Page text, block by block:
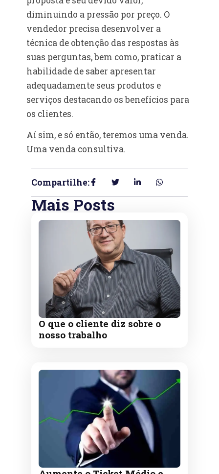
diminuindo a pressão por preço. O
vendedor precisa desenvolver a
técnica de obtenção das respostas às
suas perguntas, bem como, praticar a
habilidade de saber apresentar
adequadamente seus produtos e
serviços destacando os benefícios para
os clientes.
Aí sim, e só então, teremos uma venda.
Uma venda consultiva.
Compartilhe:
Mais Posts
O que o cliente diz sobre o
nosso trabalho